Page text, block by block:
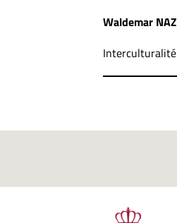
Waldemar